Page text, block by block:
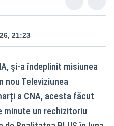
21:23
și-a îndeplinit misiunea
nou Televiziunea
a CNA, acesta făcut
minute un rechizitoriu